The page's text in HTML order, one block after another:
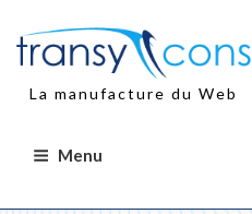
contenu
principalLa manufacture du Web
Menu